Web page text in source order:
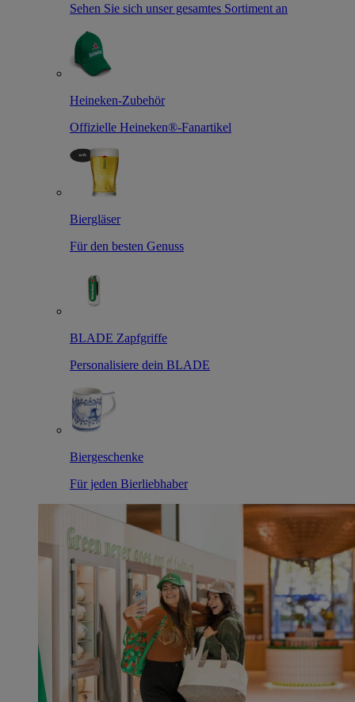
Sehen Sie sich unser gesamtes Sortiment an
Heineken-Zubehör
Offizielle Heineken®-Fanartikel
Biergläser
Für den besten Genuss
BLADE Zapfgriffe
Personalisiere dein BLADE
Biergeschenke
Für jeden Bierliebhaber